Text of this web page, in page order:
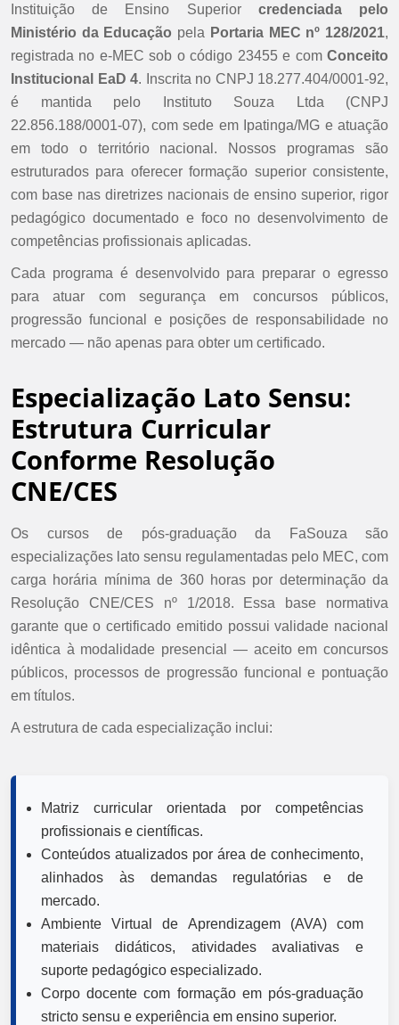
Instituição de Ensino Superior credenciada pelo
Ministério da Educação pela Portaria MEC nº 128/2021,
registrada no e-MEC sob o código 23455 e com Conceito
Institucional EaD 4. Inscrita no CNPJ 18.277.404/0001-92,
é mantida pelo Instituto Souza Ltda (CNPJ
22.856.188/0001-07), com sede em Ipatinga/MG e atuação
em todo o território nacional. Nossos programas são
estruturados para oferecer formação superior consistente,
com base nas diretrizes nacionais de ensino superior, rigor
pedagógico documentado e foco no desenvolvimento de
competências profissionais aplicadas.
Cada programa é desenvolvido para preparar o egresso
para atuar com segurança em concursos públicos,
progressão funcional e posições de responsabilidade no
mercado — não apenas para obter um certificado.
Especialização Lato Sensu:
Estrutura Curricular
Conforme Resolução
CNE/CES
Os cursos de pós-graduação da FaSouza são
especializações lato sensu regulamentadas pelo MEC, com
carga horária mínima de 360 horas por determinação da
Resolução CNE/CES nº 1/2018. Essa base normativa
garante que o certificado emitido possui validade nacional
idêntica à modalidade presencial — aceito em concursos
públicos, processos de progressão funcional e pontuação
em títulos.
A estrutura de cada especialização inclui:
Matriz curricular orientada por competências
profissionais e científicas.
Conteúdos atualizados por área de conhecimento,
alinhados às demandas regulatórias e de
mercado.
Ambiente Virtual de Aprendizagem (AVA) com
materiais didáticos, atividades avaliativas e
suporte pedagógico especializado.
Corpo docente com formação em pós-graduação
stricto sensu e experiência em ensino superior.